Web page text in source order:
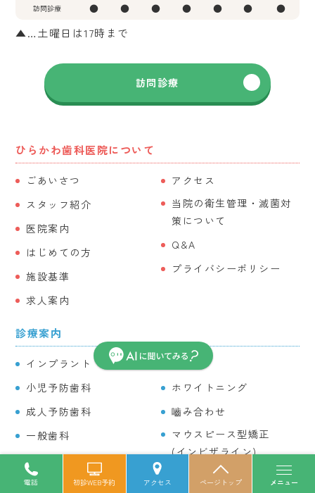
訪問診療 ● ● ● ● ● ● ●
▲…土曜日は17時まで
訪問診療
ひらかわ歯科医院について
ごあいさつ
スタッフ紹介
医院案内
はじめての方
施設基準
求人案内
アクセス
当院の衛生管理・滅菌対
策について
Q&A
プライバシーポリシー
診療案内
インプラント
小児予防歯科
成人予防歯科
一般歯科
小児歯科
小児矯正
入れ歯
ホワイトニング
嚙み合わせ
マウスピース型矯正
(インビザライン)
訪問診療
電話 初診WEB予約 アクセス ページトップ メニュー